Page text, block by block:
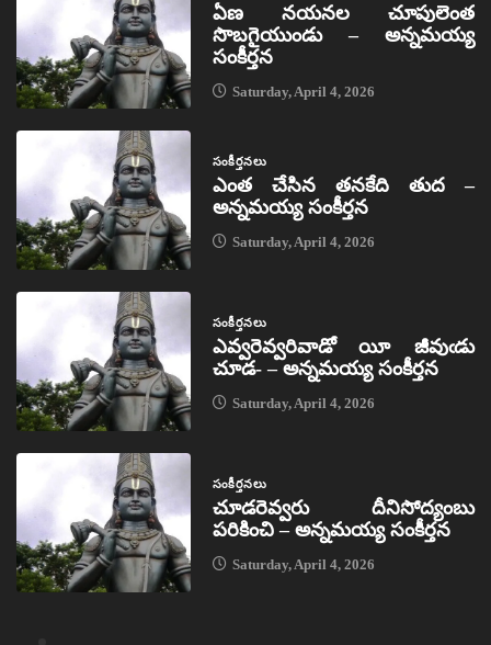
ఏణ నయనల చూపులెంత
సొబగైయుండు – అన్నమయ్య
సంకీర్తన
Saturday, April 4, 2026
సంకీర్తనలు
ఎంత చేసిన తనకేది తుద –
అన్నమయ్య సంకీర్తన
Saturday, April 4, 2026
సంకీర్తనలు
ఎవ్వరెవ్వరివాడో యీ జీవుఁడు
చూడ- – అన్నమయ్య సంకీర్తన
Saturday, April 4, 2026
సంకీర్తనలు
చూడరెవ్వరు దీనిసోద్యంబు
పరికించి – అన్నమయ్య సంకీర్తన
Saturday, April 4, 2026